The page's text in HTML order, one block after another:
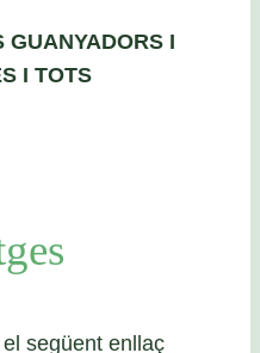
GUANYADORS I
I TOTS
següent enllaç